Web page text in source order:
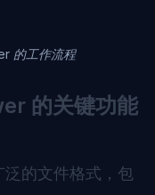
的工作流程
的关键功能
的文件格式，包